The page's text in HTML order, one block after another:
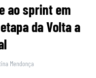
ao sprint em
da Volta a
Mendonça